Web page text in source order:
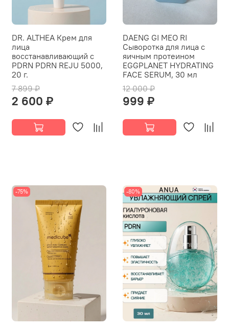
DR. ALTHEA Крем для
лица
восстанавливающий с
PDRN PDRN REJU 5000,
20 г.
7 899 ₽
2 600 ₽
DAENG GI MEO RI
Сыворотка для лица с
яичным протеином
EGGPLANET HYDRATING
FACE SERUM, 30 мл
12 000 ₽
999 ₽
-75% -80%